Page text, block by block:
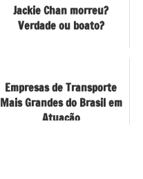
Jackie Chan morreu?
Verdade ou boato?
Empresas de Transporte
Mais Grandes do Brasil em
Atuação